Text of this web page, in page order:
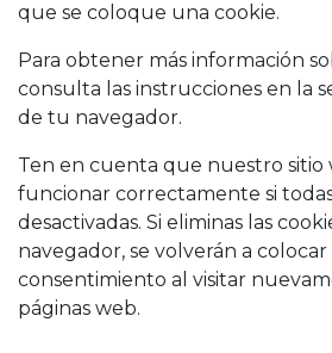
que se coloque una cookie.
Para obtener más información
consulta las instrucciones en la
de tu navegador.
Ten en cuenta que nuestro sitio
funcionar correctamente si
desactivadas. Si eliminas las
navegador, se volverán a
consentimiento al visitar
páginas web.